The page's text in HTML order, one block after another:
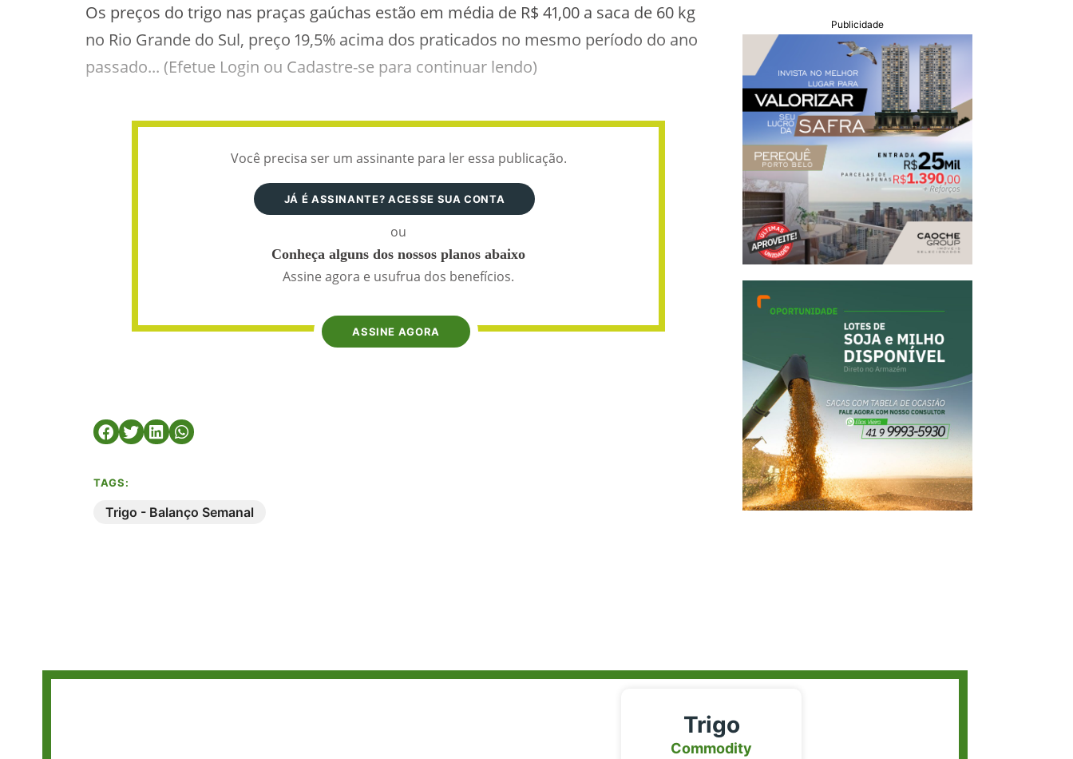
Os preços do trigo nas praças gaúchas estão em média de R$ 41,00 a saca de 60 kg
no Rio Grande do Sul, preço 19,5% acima dos praticados no mesmo período do ano
passado... (Efetue Login ou Cadastre-se para continuar lendo)
Você precisa ser um assinante para ler essa publicação.
JÁ É ASSINANTE? ACESSE SUA CONTA
ou
Conheça alguns dos nossos planos abaixo
Assine agora e usufrua dos benefícios.
ASSINE AGORA
TAGS:
Trigo - Balanço Semanal
Publicidade
Trigo
Commodity